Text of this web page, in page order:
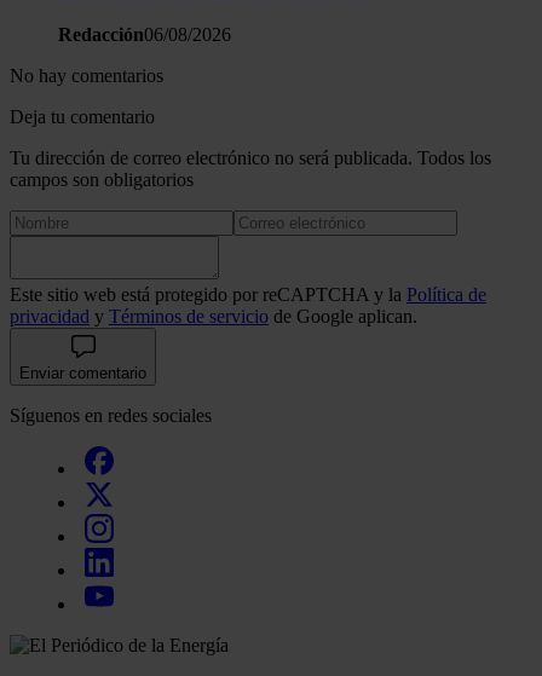
Redacción06/08/2026
No hay comentarios
Deja tu comentario
Tu dirección de correo electrónico no será publicada. Todos los
campos son obligatorios
Este sitio web está protegido por reCAPTCHA y la Política de
privacidad y Términos de servicio de Google aplican.
Enviar comentario
Síguenos en redes sociales